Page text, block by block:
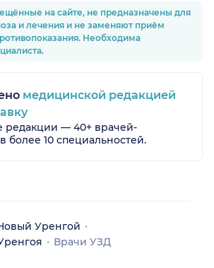
на сайте, не предназначены для
и лечения и не заменяют приём
Необходима
медицинской редакцией
редакции — 40+ врачей-
более 10 специальностей.
Уренгой
Врачи УЗД